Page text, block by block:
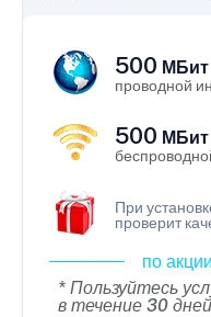
500 МБит
проводной
500 МБит
При
проверит
по
* Пользуйтесь
в течение 30